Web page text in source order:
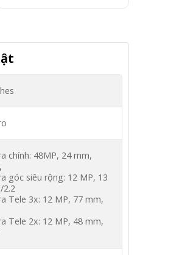
chính: 48MP, 24 mm,
góc siêu rộng: 12 MP, 13
2.2
Tele 3x: 12 MP, 77 mm,
Tele 2x: 12 MP, 48 mm,